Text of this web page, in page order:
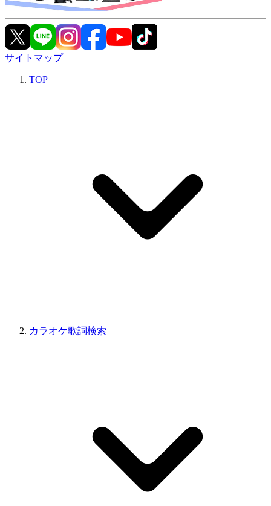
サイトマップ
TOP
カラオケ歌詞検索